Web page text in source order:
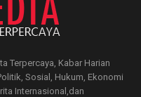
Terpercaya, Kabar Harian
Sosial, Hukum, Ekonomi
Internasional,dan